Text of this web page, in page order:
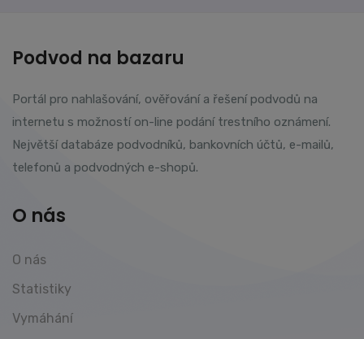
Podvod na bazaru
Portál pro nahlašování, ověřování a řešení podvodů na
internetu s možností on-line podání trestního oznámení.
Největší databáze podvodníků, bankovních účtů, e-mailů,
telefonů a podvodných e-shopů.
O nás
O nás
Statistiky
Vymáhání